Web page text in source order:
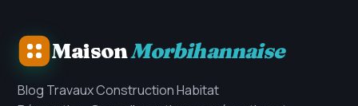
MaisonMorbihannaise
Blog Travaux Construction Habitat